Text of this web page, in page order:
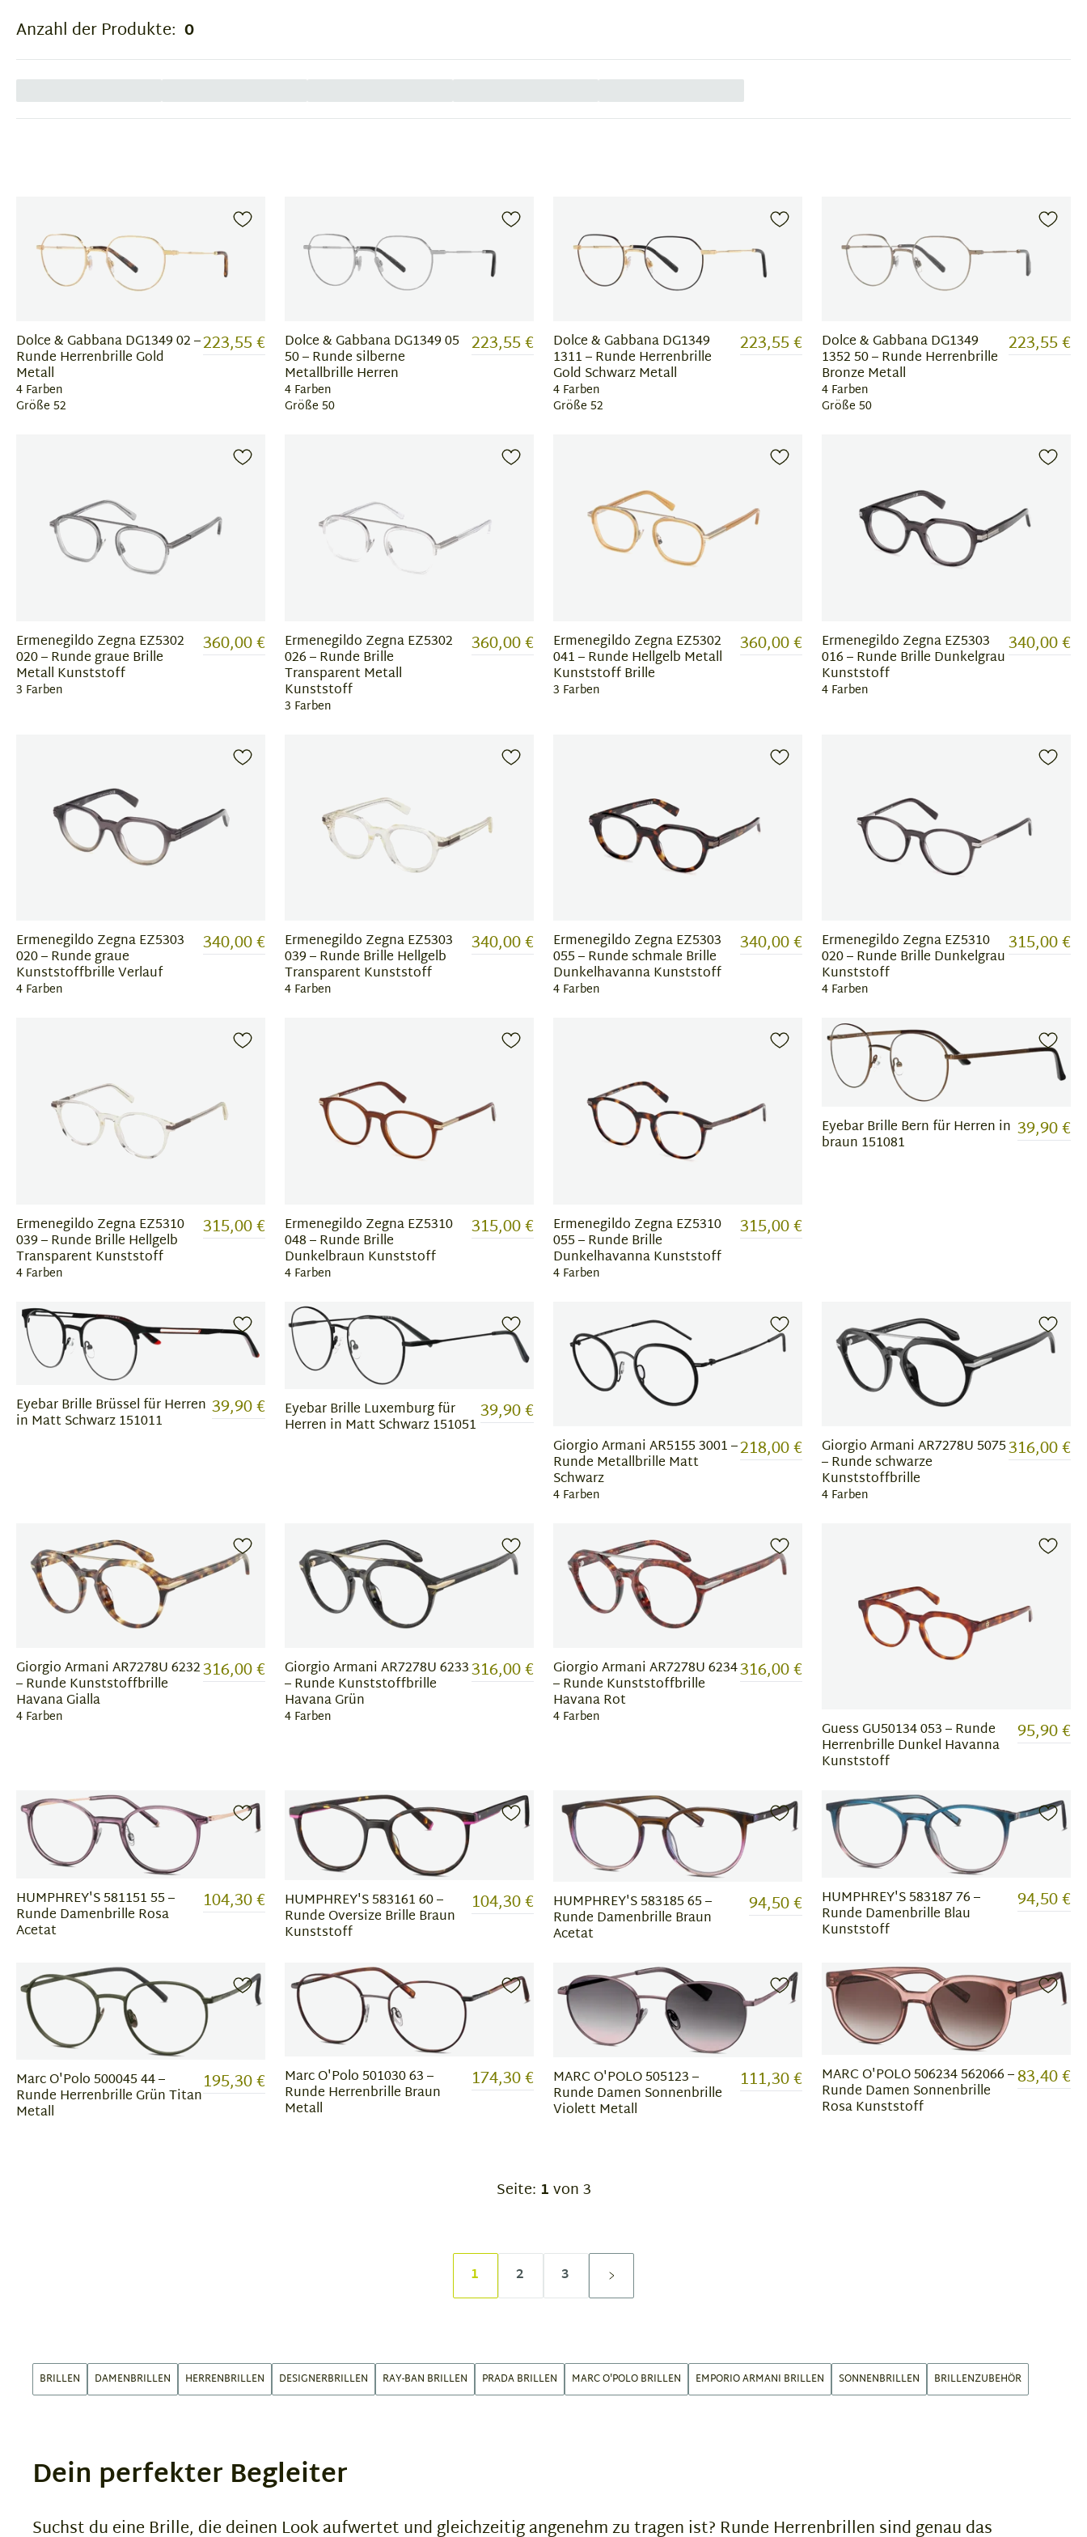
Anzahl der Produkte: 0
Dolce & Gabbana DG1349 02 –
Runde Herrenbrille Gold
Metall
4 Farben
Größe 52
223,55 € Dolce & Gabbana DG1349 05
50 – Runde silberne
Metallbrille Herren
4 Farben
Größe 50
223,55 € Dolce & Gabbana DG1349
1311 – Runde Herrenbrille
Gold Schwarz Metall
4 Farben
Größe 52
223,55 € Dolce & Gabbana DG1349
1352 50 – Runde Herrenbrille
Bronze Metall
4 Farben
Größe 50
223,55 €
Ermenegildo Zegna EZ5302
020 – Runde graue Brille
Metall Kunststoff
3 Farben
360,00 € Ermenegildo Zegna EZ5302
026 – Runde Brille
Transparent Metall
Kunststoff
3 Farben
360,00 € Ermenegildo Zegna EZ5302
041 – Runde Hellgelb Metall
Kunststoff Brille
3 Farben
360,00 € Ermenegildo Zegna EZ5303
016 – Runde Brille Dunkelgrau
Kunststoff
4 Farben
340,00 €
Ermenegildo Zegna EZ5303
020 – Runde graue
Kunststoffbrille Verlauf
4 Farben
340,00 € Ermenegildo Zegna EZ5303
039 – Runde Brille Hellgelb
Transparent Kunststoff
4 Farben
340,00 € Ermenegildo Zegna EZ5303
055 – Runde schmale Brille
Dunkelhavanna Kunststoff
4 Farben
340,00 € Ermenegildo Zegna EZ5310
020 – Runde Brille Dunkelgrau
Kunststoff
4 Farben
315,00 €
Ermenegildo Zegna EZ5310
039 – Runde Brille Hellgelb
Transparent Kunststoff
4 Farben
315,00 € Ermenegildo Zegna EZ5310
048 – Runde Brille
Dunkelbraun Kunststoff
4 Farben
315,00 € Ermenegildo Zegna EZ5310
055 – Runde Brille
Dunkelhavanna Kunststoff
4 Farben
315,00 €
Eyebar Brille Bern für Herren in
braun 151081 39,90 €
Eyebar Brille Brüssel für Herren
in Matt Schwarz 151011 39,90 € Eyebar Brille Luxemburg für
Herren in Matt Schwarz 151051 39,90 €
Giorgio Armani AR5155 3001 –
Runde Metallbrille Matt
Schwarz
4 Farben
218,00 € Giorgio Armani AR7278U 5075
– Runde schwarze
Kunststoffbrille
4 Farben
316,00 €
Giorgio Armani AR7278U 6232
– Runde Kunststoffbrille
Havana Gialla
4 Farben
316,00 € Giorgio Armani AR7278U 6233
– Runde Kunststoffbrille
Havana Grün
4 Farben
316,00 € Giorgio Armani AR7278U 6234
– Runde Kunststoffbrille
Havana Rot
4 Farben
316,00 €
Guess GU50134 053 – Runde
Herrenbrille Dunkel Havanna
Kunststoff
95,90 €
HUMPHREY'S 581151 55 –
Runde Damenbrille Rosa
Acetat
104,30 € HUMPHREY'S 583161 60 –
Runde Oversize Brille Braun
Kunststoff
104,30 € HUMPHREY'S 583185 65 –
Runde Damenbrille Braun
Acetat
94,50 € HUMPHREY'S 583187 76 –
Runde Damenbrille Blau
Kunststoff
94,50 €
Marc O'Polo 500045 44 –
Runde Herrenbrille Grün Titan
Metall
195,30 € Marc O'Polo 501030 63 –
Runde Herrenbrille Braun
Metall
174,30 € MARC O'POLO 505123 –
Runde Damen Sonnenbrille
Violett Metall
111,30 € MARC O'POLO 506234 562066 –
Runde Damen Sonnenbrille
Rosa Kunststoff
83,40 €
Seite: 1von 3
1 2 3
BRILLEN DAMENBRILLEN HERRENBRILLEN DESIGNERBRILLEN RAY-BAN BRILLEN PRADA BRILLEN MARC O'POLO BRILLEN EMPORIO ARMANI BRILLEN SONNENBRILLEN BRILLENZUBEHÖR
Dein perfekter Begleiter
Suchst du eine Brille, die deinen Look aufwertet und gleichzeitig angenehm zu tragen ist? Runde Herrenbrillen sind genau das